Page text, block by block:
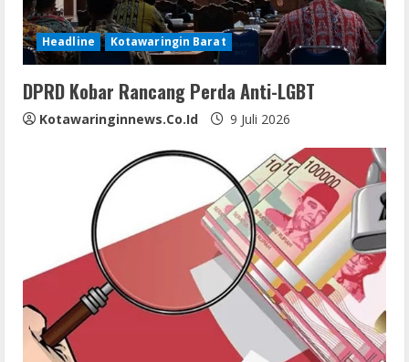
d
i
n
g
Headline Kotawaringin Barat
DPRD Kobar Rancang Perda Anti-LGBT
Kotawaringinnews.co.id 9 Juli 2026